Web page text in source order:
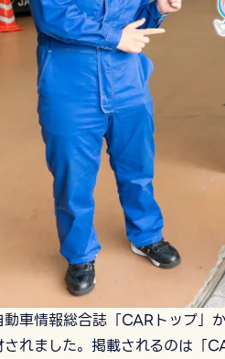
動車情報総合誌「CARトップ」
されました。掲載されるのは「